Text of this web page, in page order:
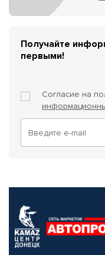
Получайте
первыми!
Согласие на